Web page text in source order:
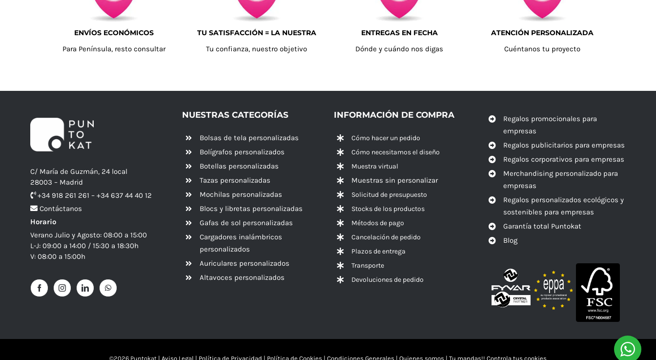
ENVÍOS ECONÓMICOS
Para Península, resto consultar
TU SATISFACCIÓN = LA NUESTRA
Tu confianza, nuestro objetivo
ENTREGAS EN FECHA
Dónde y cuándo nos digas
ATENCIÓN PERSONALIZADA
Cuéntanos tu proyecto
C/ María de Guzmán, 24 local
28003 – Madrid
+34 918 261 261 – +34 637 44 40 12
Contáctanos
Horario
Verano Julio y Agosto: 08:00 a 15:00
L-J: 09:00 a 14:00 / 15:30 a 18:30h
V: 08:00 a 15:00h
NUESTRAS CATEGORÍAS
Bolsas de tela personalizadas
Bolígrafos personalizados
Botellas personalizadas
Tazas personalizadas
Mochilas personalizadas
Blocs y libretas personalizadas
Gafas de sol personalizadas
Cargadores inalámbricos
personalizados
Auriculares personalizados
Altavoces personalizados
INFORMACIÓN DE COMPRA
Cómo hacer un pedido
Cómo necesitamos el diseño
Muestra virtual
Muestras sin personalizar
Solicitud de presupuesto
Stocks de los productos
Métodos de pago
Cancelación de pedido
Plazos de entrega
Transporte
Devoluciones de pedido
Regalos promocionales para
empresas
Regalos publicitarios para empresas
Regalos corporativos para empresas
Merchandising personalizado para
empresas
Regalos personalizados ecológicos y
sostenibles para empresas
Garantía total Puntokat
Blog
©2026 Puntokat | Aviso Legal | Política de Privacidad | Política de Cookies | Condiciones Generales | Quienes somos | Tu mandas!! Controla tus cookies